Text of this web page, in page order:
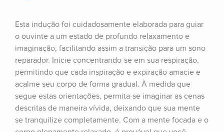
Esta indução foi cuidadosamente elaborada para guiar
o ouvinte a um estado de profundo relaxamento e
imaginação, facilitando assim a transição para um sono
reparador. Inicie concentrando-se em sua respiração,
permitindo que cada inspiração e expiração amacie e
acalme seu corpo de forma gradual. À medida que
segue estas orientações, permita-se imaginar as cenas
descritas de maneira vívida, deixando que sua mente
se tranquilize completamente. Com a mente focada e o